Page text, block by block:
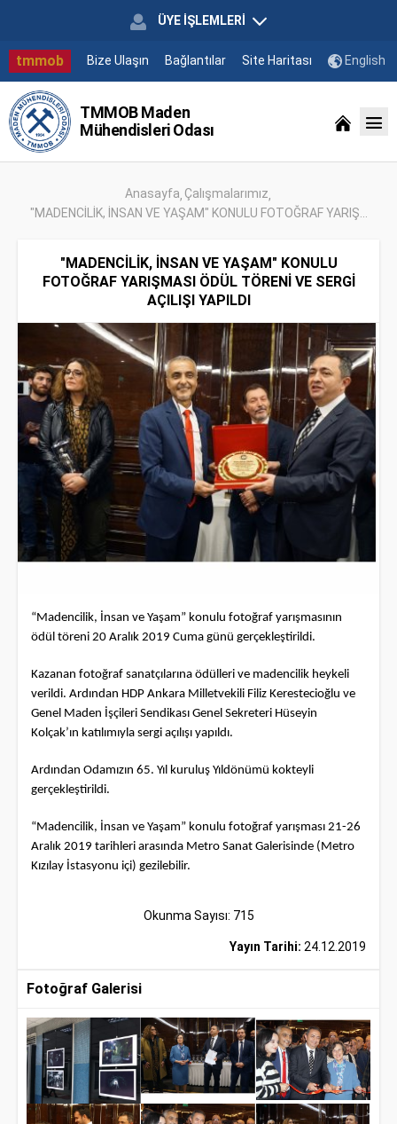
ÜYE İŞLEMLERİ
tmmob Bize Ulaşın Bağlantılar Site Haritası English
TMMOB Maden
Mühendisleri Odası
Anasayfa Çalışmalarımız
"MADENCİLİK, İNSAN VE YAŞAM" KONULU FOTOĞRAF YARIŞ...
"MADENCİLİK, İNSAN VE YAŞAM" KONULU
FOTOĞRAF YARIŞMASI ÖDÜL TÖRENİ VE SERGİ
AÇILIŞI YAPILDI
“Madencilik, İnsan ve Yaşam” konulu fotoğraf yarışmasının
ödül töreni 20 Aralık 2019 Cuma günü gerçekleştirildi.
Kazanan fotoğraf sanatçılarına ödülleri ve madencilik heykeli
verildi. Ardından HDP Ankara Milletvekili Filiz Kerestecioğlu ve
Genel Maden İşçileri Sendikası Genel Sekreteri Hüseyin
Kolçak’ın katılımıyla sergi açılışı yapıldı.
Ardından Odamızın 65. Yıl kuruluş Yıldönümü kokteyli
gerçekleştirildi.
“Madencilik, İnsan ve Yaşam” konulu fotoğraf yarışması 21-26
Aralık 2019 tarihleri arasında Metro Sanat Galerisinde (Metro
Kızılay İstasyonu içi) gezilebilir.
Okunma Sayısı: 715
Yayın Tarihi: 24.12.2019
Fotoğraf Galerisi